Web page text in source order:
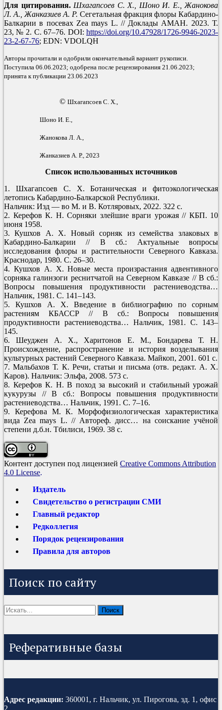
Для цитирования. Шхагапсоев С. Х., Шоно И. Е., Жанокова
Л. А., Жанказиев А. Р. Сегетальная фракция флоры Кабардино-
Балкарии в посевах Zea mays L. // Доклады АМАН. 2023. Т.
23, № 2. С. 67–76. DOI: https://doi.org/10.47928/1726-9946-2023-
23-2-67-76; EDN: VDOLQH
Авторы прочитали и одобрили окончательный вариант рукописи.
Поступила 06.06.2023; одобрена после рецензирования 21.06.2023;
принята к публикации 23.06.2023
© Шхагапсоев С. Х.,
Шоно И. Е.,
Жанокова Л. А.,
Жанказиев А. Р., 2023
Список использованных источников
1. Шхагапсоев С. Х. Ботаническая и фитоэкологическая
летопись Кабардино-Балкарской Республики.
Нальчик: Изд — во М. и В. Котляровых, 2022. 322 с.
2. Керефов К. Н. Сорняки злейшие враги урожая // КБП. 10
июня 1958.
3. Кушхов А. Х. Новый сорняк из семейства злаковых в
Кабардино-Балкарии // В сб.: Актуальные вопросы
исследования флоры и растительности Северного Кавказа.
Краснодар, 1980. С. 26–30.
4. Кушхов А. Х. Новые места произрастания адвентивного
сорняка галинзоги реснитчатой на Северном Кавказе // В сб.:
Вопросы повышения продуктивности растениеводства…
Нальчик, 1981. С. 141–143.
5. Кушхов А. Х. Введение в библиографию по сорным
растениям КБАССР // В сб.: Вопросы повышения
продуктивности растениеводства… Нальчик, 1981. С. 143–
145.
6. Шеуджен А. Х., Харитонов Е. М., Бондарева Т. Н.
Происхождение, распространение и история возделывания
культурных растений Северного Кавказа. Майкоп, 2001. 601 с.
7. Мальбахов Т. К. Речи, статьи и письма (отв. редакт. А. Х.
Каров). Нальчик: Эльфа, 2008. 573 с.
8. Керефов К. Н. В поход за высокий и стабильный урожай
кукурузы // В сб.: Вопросы повышения продуктивности
растениеводства… Нальчик, 1991. С. 7–16.
9. Керефова М. К. Морфофизиологическая характеристика
вида Zea mays L. // Автореф. дисс… на соискание учёной
степени д.б.н. Тбилиси, 1969. 38 с.
Контент доступен под лицензией Creative Commons Attribution
4.0 License.
Издатель
Свидетельство о регистрации СМИ
Главный редактор
Редколлегия
Порядок рецензирования
Правила для авторов
Поиск по сайту
Реферативные базы
Адрес редакции: 360001, г. Нальчик, ул. Пирогова, зд. 1, офис